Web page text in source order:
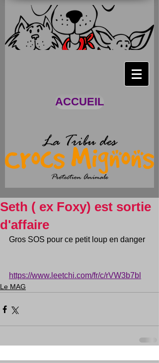
ACCUEIL
Seth ( ex Foxy) est sortie
d'affaire
Gros SOS pour ce petit loup en danger
https://www.leetchi.com/fr/c/rVW3b7bl
Le MAG